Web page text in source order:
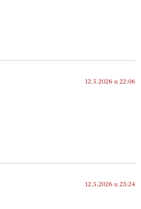
12.5.2026 u 22:06
12.5.2026 u 23:24